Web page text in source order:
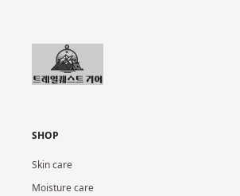
SHOP
Skin care
Moisture care